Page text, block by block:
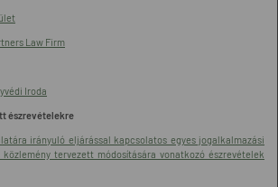
Law Firm
Iroda
észrevételekre
irányuló eljárással kapcsolatos egyes jogalkalmazási
közlemény tervezett módosítására vonatkozó észrevételek